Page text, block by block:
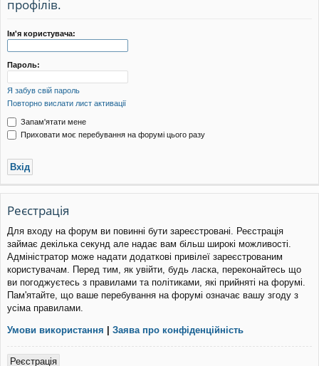
до
ст
уп
профілів.
Ім'я користувача:
Пароль:
Я забув свій пароль
Повторно вислати лист активації
Запам'ятати мене
Приховати моє перебування на форумі цього разу
Реєстрація
Для входу на форум ви повинні бути зареєстровані. Реєстрація
займає декілька секунд але надає вам більш широкі можливості.
Адміністратор може надати додаткові привілеї зареєстрованим
користувачам. Перед тим, як увійти, будь ласка, переконайтесь що
ви погоджуєтесь з правилами та політиками, які прийняті на форумі.
Пам'ятайте, що ваше перебування на форумі означає вашу згоду з
усіма правилами.
Умови використання | Заява про конфіденційність
Реєстрація